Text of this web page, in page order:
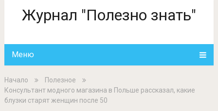
Журнал "Полезно знать"
Меню
Начало
Полезное
Консультант модного магазина в Польше рассказал, какие
блузки старят женщин после 50